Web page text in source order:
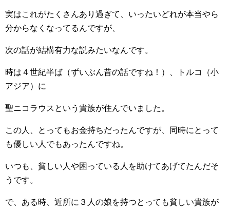
実はこれがたくさんあり過ぎて、いったいどれが本当やら
分からなくなってるんですが、
次の話が結構有力な説みたいなんです。
時は４世紀半ば（ずいぶん昔の話ですね！）、トルコ（小
アジア）に
聖ニコラウスという貴族が住んでいました。
この人、とってもお金持ちだったんですが、同時にとって
も優しい人でもあったんですね。
いつも、貧しい人や困っている人を助けてあげてたんだそ
うです。
で、ある時、近所に３人の娘を持つとっても貧しい貴族が